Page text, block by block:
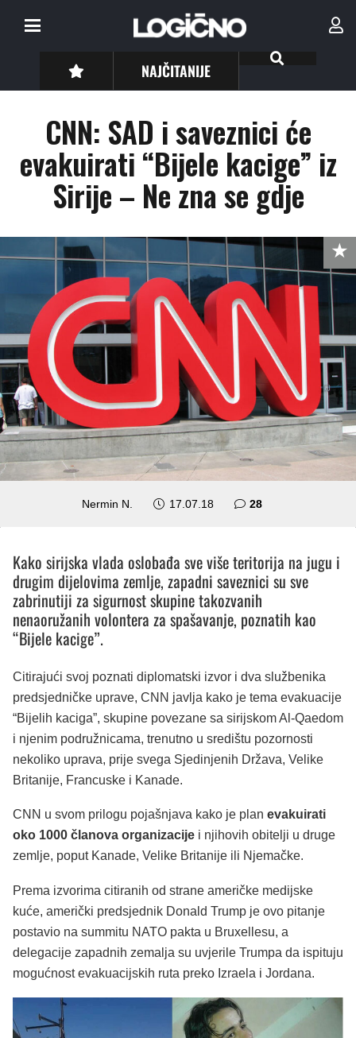
NAJČITANIJE
CNN: SAD i saveznici će
evakuirati “Bijele kacige” iz
Sirije – Ne zna se gdje
Nermin N. 17.07.18 28komentara
Kako sirijska vlada oslobađa sve više teritorija na jugu i
drugim dijelovima zemlje, zapadni saveznici su sve
zabrinutiji za sigurnost skupine takozvanih
nenaoružanih volontera za spašavanje, poznatih kao
“Bijele kacige”.
Citirajući svoj poznati diplomatski izvor i dva službenika
predsjedničke uprave, CNN javlja kako je tema evakuacije
“Bijelih kaciga”, skupine povezane sa sirijskom Al-Qaedom
i njenim podružnicama, trenutno u središtu pozornosti
nekoliko uprava, prije svega Sjedinjenih Država, Velike
Britanije, Francuske i Kanade.
CNN u svom prilogu pojašnjava kako je plan evakuirati
oko 1000 članova organizacije i njihovih obitelji u druge
zemlje, poput Kanade, Velike Britanije ili Njemačke.
Prema izvorima citiranih od strane američke medijske
kuće, američki predsjednik Donald Trump je ovo pitanje
postavio na summitu NATO pakta u Bruxellesu, a
delegacije zapadnih zemalja su uvjerile Trumpa da ispituju
mogućnost evakuacijskih ruta preko Izraela i Jordana.